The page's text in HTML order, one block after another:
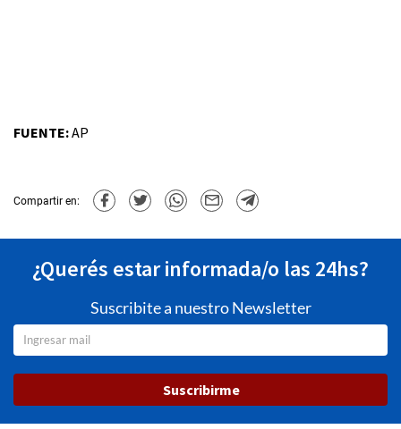
FUENTE:AP
Compartir en:
¿Querés estar informada/o las 24hs?
Suscribite a nuestro Newsletter
Suscribirme